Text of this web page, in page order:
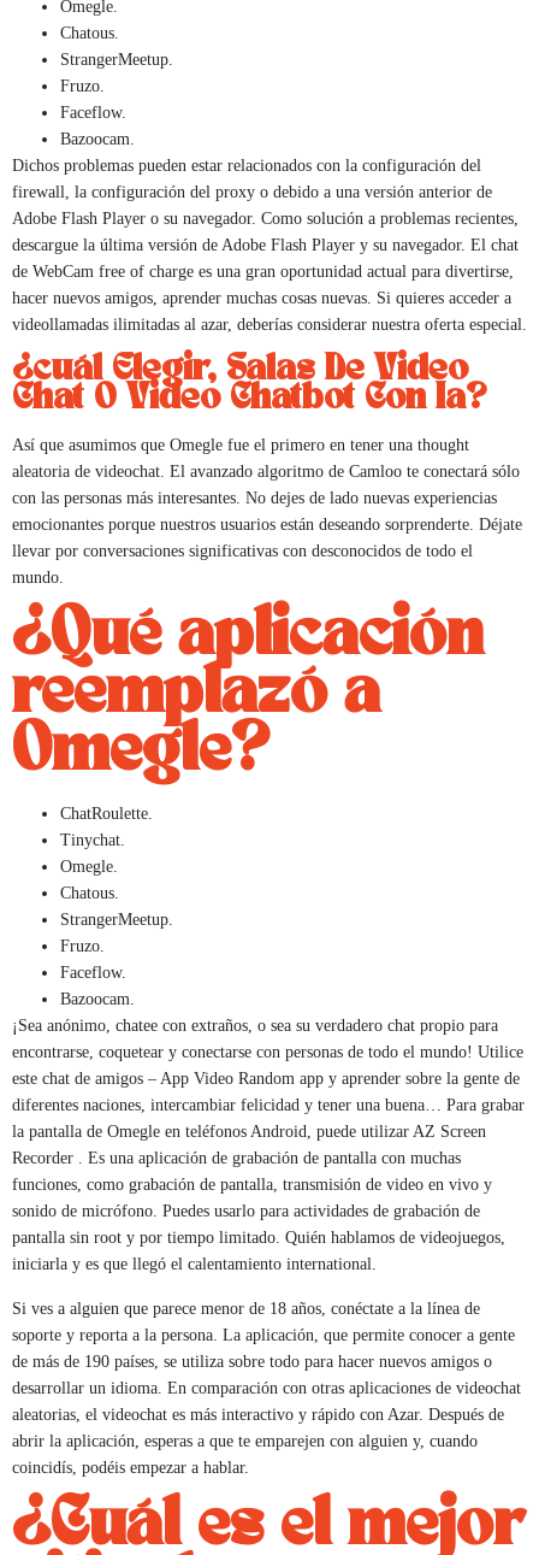
Omegle.
Chatous.
StrangerMeetup.
Fruzo.
Faceflow.
Bazoocam.
Dichos problemas pueden estar relacionados con la configuración del
firewall, la configuración del proxy o debido a una versión anterior de
Adobe Flash Player o su navegador. Como solución a problemas recientes,
descargue la última versión de Adobe Flash Player y su navegador. El chat
de WebCam free of charge es una gran oportunidad actual para divertirse,
hacer nuevos amigos, aprender muchas cosas nuevas. Si quieres acceder a
videollamadas ilimitadas al azar, deberías considerar nuestra oferta especial.
¿cuál Elegir, Salas De Video
Chat O Video Chatbot Con Ia?
Así que asumimos que Omegle fue el primero en tener una thought
aleatoria de videochat. El avanzado algoritmo de Camloo te conectará sólo
con las personas más interesantes. No dejes de lado nuevas experiencias
emocionantes porque nuestros usuarios están deseando sorprenderte. Déjate
llevar por conversaciones significativas con desconocidos de todo el
mundo.
¿Qué aplicación
reemplazó a
Omegle?
ChatRoulette.
Tinychat.
Omegle.
Chatous.
StrangerMeetup.
Fruzo.
Faceflow.
Bazoocam.
¡Sea anónimo, chatee con extraños, o sea su verdadero chat propio para
encontrarse, coquetear y conectarse con personas de todo el mundo! Utilice
este chat de amigos – App Video Random app y aprender sobre la gente de
diferentes naciones, intercambiar felicidad y tener una buena… Para grabar
la pantalla de Omegle en teléfonos Android, puede utilizar AZ Screen
Recorder . Es una aplicación de grabación de pantalla con muchas
funciones, como grabación de pantalla, transmisión de video en vivo y
sonido de micrófono. Puedes usarlo para actividades de grabación de
pantalla sin root y por tiempo limitado. Quién hablamos de videojuegos,
iniciarla y es que llegó el calentamiento international.
Si ves a alguien que parece menor de 18 años, conéctate a la línea de
soporte y reporta a la persona. La aplicación, que permite conocer a gente
de más de 190 países, se utiliza sobre todo para hacer nuevos amigos o
desarrollar un idioma. En comparación con otras aplicaciones de videochat
aleatorias, el videochat es más interactivo y rápido con Azar. Después de
abrir la aplicación, esperas a que te emparejen con alguien y, cuando
coincidís, podéis empezar a hablar.
¿Cuál es el mejor